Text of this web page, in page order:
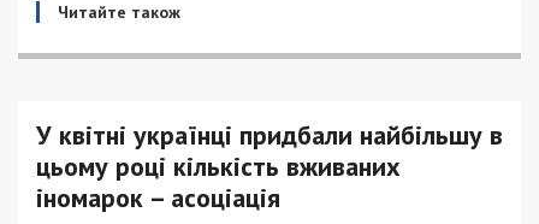
Читайте також
У квітні українці придбали найбільшу в
цьому році кількість вживаних
іномарок – асоціація